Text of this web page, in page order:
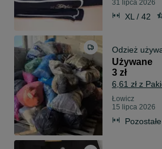
31 lipca 2026
XL / 42
Odzież
Używane
3 zł
6,61 zł z
Łowicz
15 lipca 2026
Pozostałe